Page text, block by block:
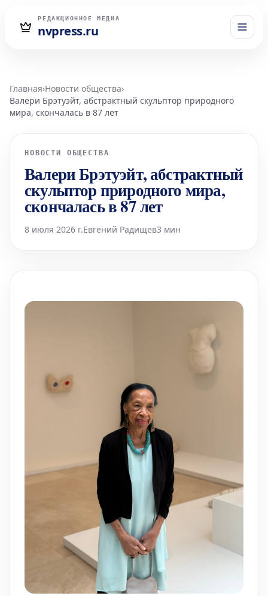
РЕДАКЦИОННОЕ МЕДИА
nvpress.ru
Главная›Новости общества›
Валери Брэтуэйт, абстрактный скульптор природного
мира, скончалась в 87 лет
НОВОСТИ ОБЩЕСТВА
Валери Брэтуэйт, абстрактный
скульптор природного мира,
скончалась в 87 лет
8 июля 2026 г.Евгений Радищев3 мин